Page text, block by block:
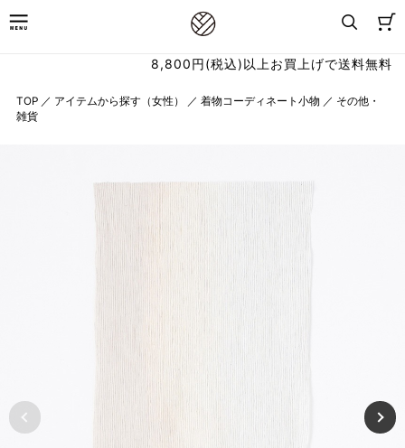
8,800円(税込)以上お買上げで送料無料
TOP ／ アイテムから探す（女性） ／ 着物コーディネート小物 ／ その他・
雑貨